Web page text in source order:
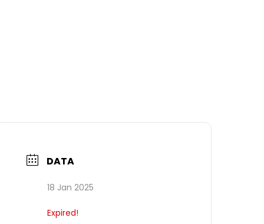
DATA
18 Jan 2025
Expired!